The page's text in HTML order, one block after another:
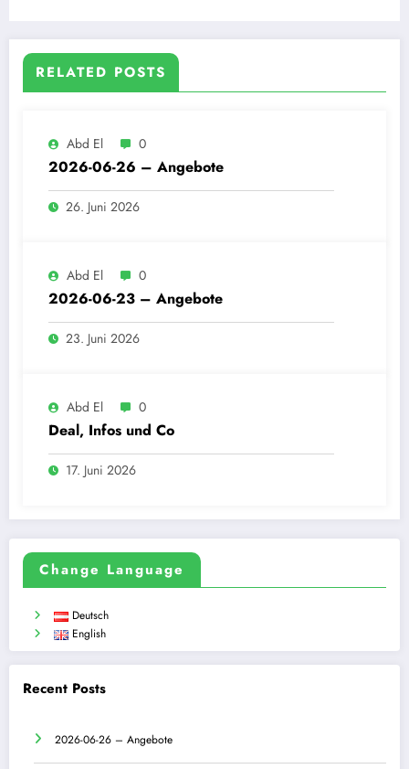
RELATED POSTS
Abd El 0
2026-06-26 – Angebote
26. Juni 2026
Abd El 0
2026-06-23 – Angebote
23. Juni 2026
Abd El 0
Deal, Infos und Co
17. Juni 2026
Change Language
Deutsch
English
Recent Posts
2026-06-26 – Angebote